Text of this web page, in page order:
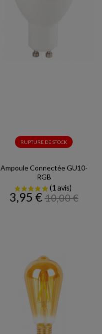
RUPTURE DE STOCK
Ampoule Connectée GU10-
RGB
Prix
3,95 €Prix
de
10,00 €